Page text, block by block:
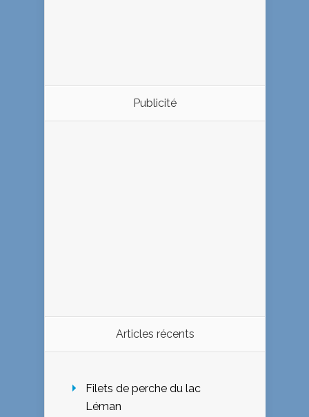
Publicité
Articles récents
Filets de perche du lac
Léman